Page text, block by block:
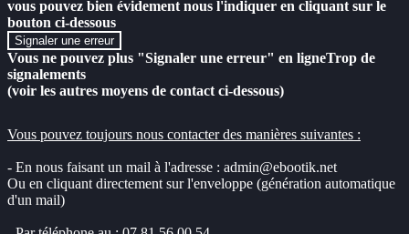
vous pouvez bien évidement nous l'indiquer en cliquant sur le
bouton ci-dessous
Signaler une erreur
Vous ne pouvez plus "Signaler une erreur" en ligneTrop de
signalements
(voir les autres moyens de contact ci-dessous)
Vous pouvez toujours nous contacter des manières suivantes :
- En nous faisant un mail à l'adresse : admin@ebootik.net
Ou en cliquant directement sur l'enveloppe (génération automatique
d'un mail)